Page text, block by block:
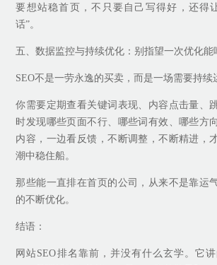
要想站稳首页，不只要自己写得好，还得
话”。
五、数据监控与持续优化：别指望一次优化能
SEO不是一劳永逸的买卖，而是一场需要持续
你需要定期查看关键词表现、内容点击量、
时发现哪些页面不行、哪些词有效、哪些方
内容，一边看反馈，不断调整，不断精进，
潮中稳住船。
那些能一直排在首页的公司，从来不是靠运
的不断优化。
结语：
网站SEO排名靠前，并没有什么玄学。它